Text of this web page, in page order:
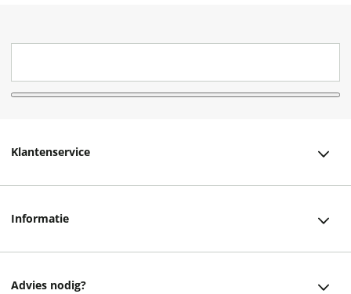
Klantenservice
Informatie
Advies nodig?